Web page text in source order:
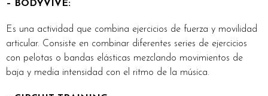
– BODYVIVE:
Es una actividad que combina ejercicios de fuerza y movilidad
articular. Consiste en combinar diferentes series de ejercicios
con pelotas o bandas elásticas mezclando movimientos de
baja y media intensidad con el ritmo de la música.